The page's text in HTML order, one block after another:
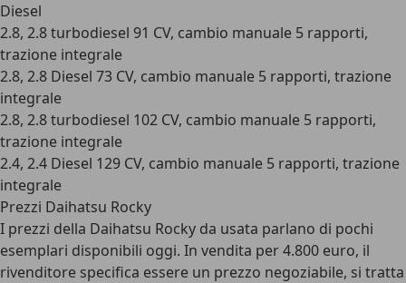
Diesel
2.8, 2.8 turbodiesel 91 CV, cambio manuale 5 rapporti,
trazione integrale
2.8, 2.8 Diesel 73 CV, cambio manuale 5 rapporti, trazione
integrale
2.8, 2.8 turbodiesel 102 CV, cambio manuale 5 rapporti,
trazione integrale
2.4, 2.4 Diesel 129 CV, cambio manuale 5 rapporti, trazione
integrale
Prezzi Daihatsu Rocky
I prezzi della Daihatsu Rocky da usata parlano di pochi
esemplari disponibili oggi. In vendita per 4.800 euro, il
rivenditore specifica essere un prezzo negoziabile, si tratta